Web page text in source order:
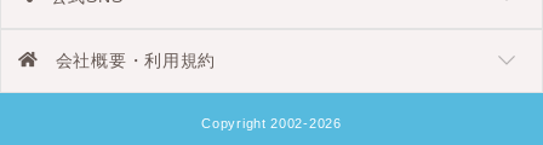
会社概要・利用規約
Copyright 2002-2026